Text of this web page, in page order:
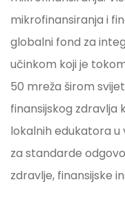
mikrofinansiranja i
globalni fond za
učinkom koji je
50 mreža širom
finansijskog zdravlja
lokalnih edukatora u
za standarde
zdravlje, finansijske